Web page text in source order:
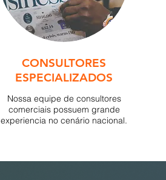
CONSULTORES
ESPECIALIZADOS
Nossa equipe de consultores
comerciais possuem grande
experiencia no cenário nacional.